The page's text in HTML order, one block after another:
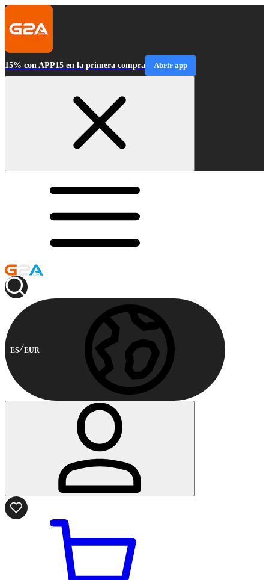
15% con APP15 en la primera compra Abrir app
ES EUR